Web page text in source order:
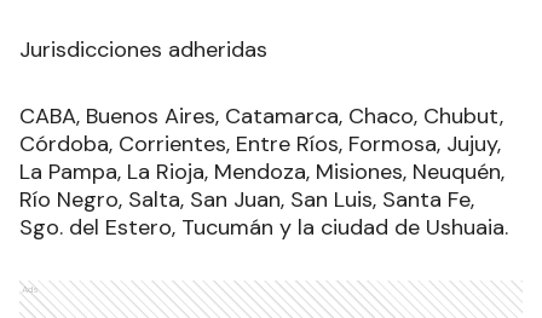
Jurisdicciones adheridas
CABA, Buenos Aires, Catamarca, Chaco, Chubut,
Córdoba, Corrientes, Entre Ríos, Formosa, Jujuy,
La Pampa, La Rioja, Mendoza, Misiones, Neuquén,
Río Negro, Salta, San Juan, San Luis, Santa Fe,
Sgo. del Estero, Tucumán y la ciudad de Ushuaia.
Ads